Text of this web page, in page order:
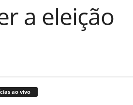
a eleição
ao vivo